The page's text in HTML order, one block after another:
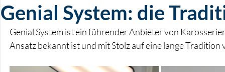
Genial System: die
Genial System ist ein führender Anbieter von
Ansatz bekannt ist und mit Stolz auf eine lange